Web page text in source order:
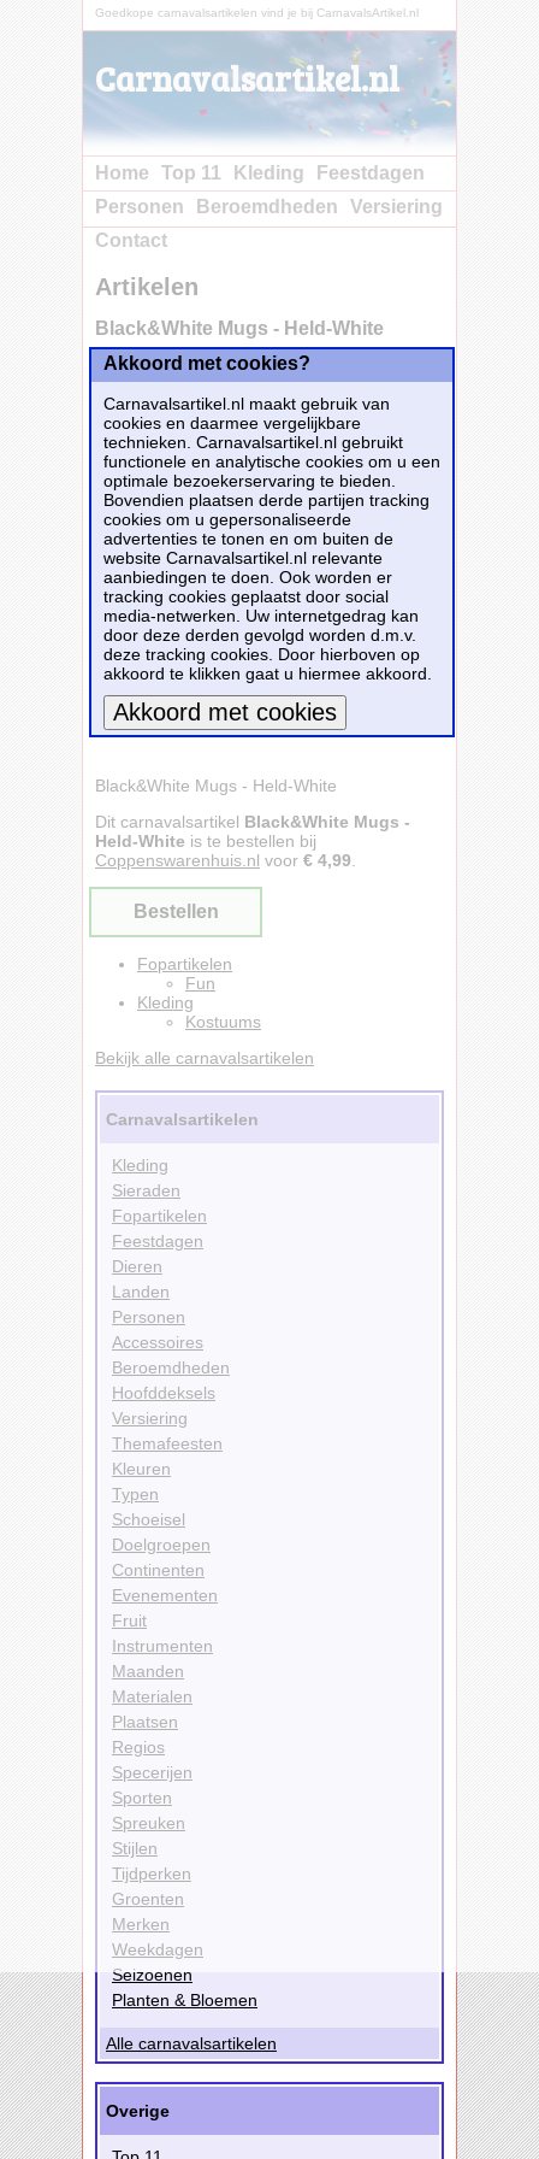
Goedkope carnavalsartikelen vind je bij CarnavalsArtikel.nl
Carnavalsartikel.nl
Home Top 11 Kleding
Feestdagen
Personen
Beroemdheden
Versiering
Contact
Artikelen
Black&White Mugs - Held-White
Black&White Mugs - Held-White
Dit carnavalsartikel Black&White Mugs -
Held-White is te bestellen bij
Coppenswarenhuis.nl voor € 4,99
Bestellen
Fopartikelen
Fun
Kleding
Kostuums
Bekijk alle carnavalsartikelen
Carnavalsartikelen
Kleding
Sieraden
Fopartikelen
Feestdagen
Dieren
Landen
Personen
Accessoires
Beroemdheden
Hoofddeksels
Versiering
Themafeesten
Kleuren
Typen
Schoeisel
Doelgroepen
Continenten
Evenementen
Fruit
Instrumenten
Maanden
Materialen
Plaatsen
Regios
Specerijen
Sporten
Spreuken
Stijlen
Tijdperken
Groenten
Merken
Weekdagen
Seizoenen
Planten & Bloemen
Alle carnavalsartikelen
Overige
Akkoord met cookies?
Carnavalsartikel.nl maakt gebruik van
cookies en daarmee vergelijkbare
technieken. Carnavalsartikel.nl gebruikt
functionele en analytische cookies om u een
optimale bezoekerservaring te bieden.
Bovendien plaatsen derde partijen tracking
cookies om u gepersonaliseerde
advertenties te tonen en om buiten de
website Carnavalsartikel.nl relevante
aanbiedingen te doen. Ook worden er
tracking cookies geplaatst door social
media-netwerken. Uw internetgedrag kan
door deze derden gevolgd worden d.m.v.
deze tracking cookies. Door hierboven op
akkoord te klikken gaat u hiermee akkoord.